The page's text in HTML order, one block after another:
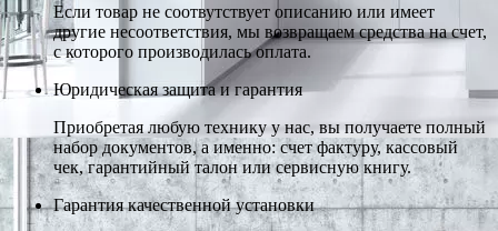
Если товар не соотвутствует описанию или имеет
другие несоответствия, мы возвращаем средства на счет,
с которого производилась оплата.
Юридическая защита и гарантия
Приобретая любую технику у нас, вы получаете полный
набор документов, а именно: счет фактуру, кассовый
чек, гарантийный талон или сервисную книгу.
Гарантия качественной установки